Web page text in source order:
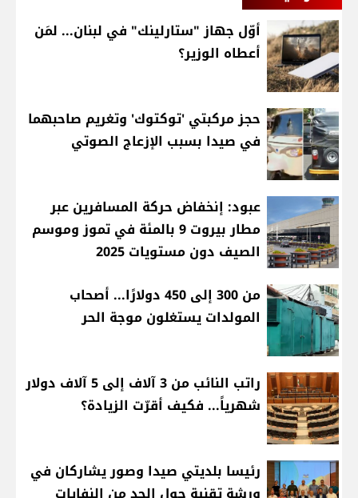
أوّل جهاز "ستارلينك" في لبنان... لمَن
أعطاه الوزير؟
حجز مركبتي 'توكتوك' وتغريم صاحبهما
في صيدا بسبب الإزعاج الصوتي
عبود: إنخفاض حركة المسافرين عبر
مطار بيروت 9 بالمئة في تموز وموسم
الصيف دون مستويات 2025
من 300 إلى 450 دولارًا... أصحاب
المولدات يستغلون موجة الحر
راتب النائب من 3 آلاف إلى 5 آلاف دولار
شهرياً... فكيف أقرّت الزيادة؟
رئيسا بلديتي صيدا وصور يشاركان في